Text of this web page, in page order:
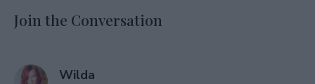
Join the Conversation
Wilda